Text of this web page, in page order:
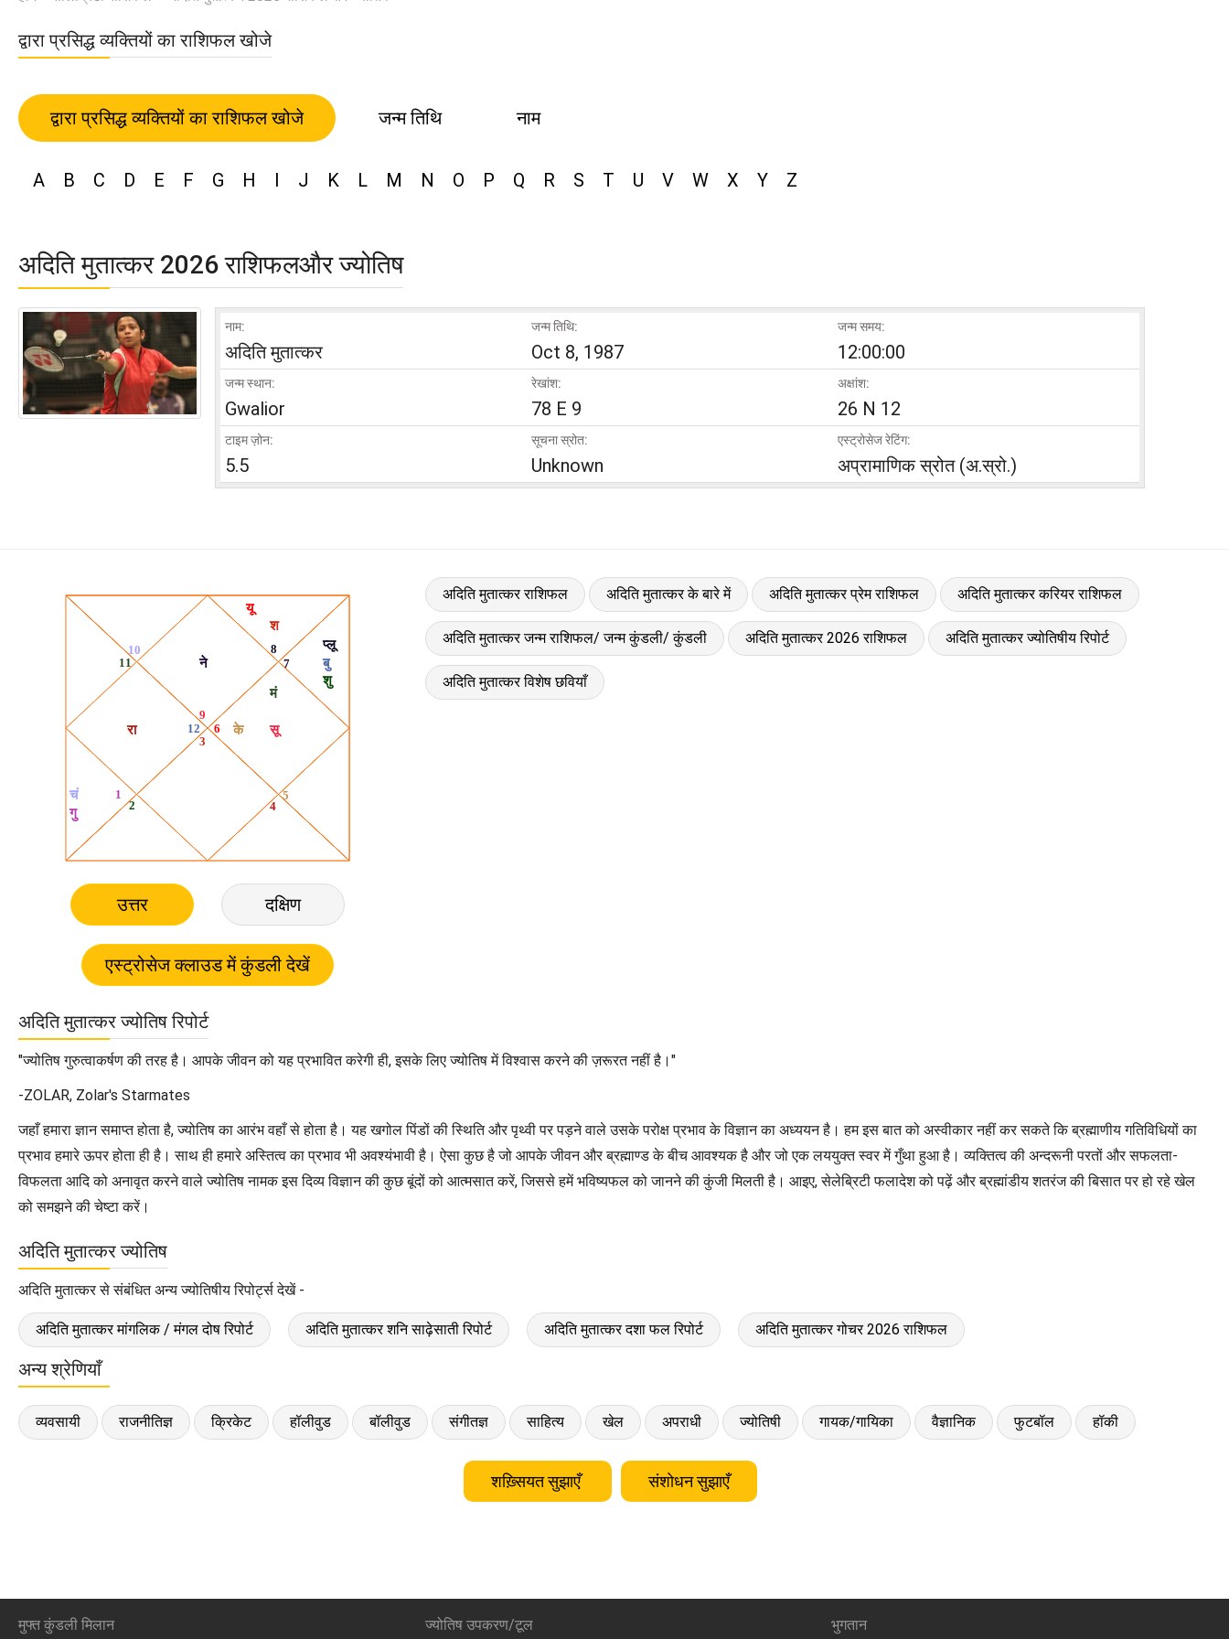
द्वारा प्रसिद्ध व्यक्तियों का राशिफल खोजे
द्वारा प्रसिद्ध व्यक्तियों का राशिफल खोजे जन्म तिथि नाम
A B C D E F G H I J K L M N O P Q R S T U V W X Y Z
अदिति मुतात्कर 2026 राशिफलऔर ज्योतिष
नाम:
अदिति मुतात्कर
जन्म तिथि:
Oct 8, 1987
जन्म समय:
12:00:00
जन्म स्थान:
Gwalior
रेखांश:
78 E 9
अक्षांश:
26 N 12
टाइम ज़ोन:
5.5
सूचना स्रोत:
Unknown
एस्ट्रोसेज रेटिंग:
अप्रामाणिक स्रोत (अ.स्रो.)
उत्तर दक्षिण
अदिति मुतात्कर राशिफल अदिति मुतात्कर के बारे में अदिति मुतात्कर प्रेम राशिफल अदिति मुतात्कर करियर राशिफल
अदिति मुतात्कर जन्म राशिफल/ जन्म कुंडली/ कुंडली अदिति मुतात्कर 2026 राशिफल अदिति मुतात्कर ज्योतिषीय रिपोर्ट
अदिति मुतात्कर विशेष छवियाँ
अदिति मुतात्कर ज्योतिष रिपोर्ट
"ज्योतिष गुरुत्वाकर्षण की तरह है। आपके जीवन को यह प्रभावित करेगी ही, इसके लिए ज्योतिष में विश्वास करने की ज़रूरत नहीं है।"
-ZOLAR, Zolar's Starmates
जहाँ हमारा ज्ञान समाप्त होता है, ज्योतिष का आरंभ वहाँ से होता है। यह खगोल पिंडों की स्थिति और पृथ्वी पर पड़ने वाले उसके परोक्ष प्रभाव के विज्ञान का अध्ययन है। हम इस बात को अस्वीकार नहीं कर सकते कि ब्रह्माणीय गतिविधियों का
प्रभाव हमारे ऊपर होता ही है। साथ ही हमारे अस्तित्व का प्रभाव भी अवश्यंभावी है। ऐसा कुछ है जो आपके जीवन और ब्रह्माण्ड के बीच आवश्यक है और जो एक लययुक्त स्वर में गुँथा हुआ है। व्यक्तित्व की अन्दरूनी परतों और सफलता-
विफलता आदि को अनावृत करने वाले ज्योतिष नामक इस दिव्य विज्ञान की कुछ बूंदों को आत्मसात करें, जिससे हमें भविष्यफल को जानने की कुंजी मिलती है। आइए, सेलेब्रिटी फलादेश को पढ़ें और ब्रह्मांडीय शतरंज की बिसात पर हो रहे खेल
को समझने की चेष्टा करें।
अदिति मुतात्कर ज्योतिष
अदिति मुतात्कर से संबंधित अन्य ज्योतिषीय रिपोर्ट्स देखें -
अदिति मुतात्कर मांगलिक / मंगल दोष रिपोर्ट अदिति मुतात्कर शनि साढ़ेसाती रिपोर्ट अदिति मुतात्कर दशा फल रिपोर्ट अदिति मुतात्कर गोचर 2026 राशिफल
अन्य श्रेणियाँ
व्यवसायी राजनीतिज्ञ क्रिकेट हॉलीवुड बॉलीवुड संगीतज्ञ साहित्य खेल अपराधी ज्योतिषी गायक/गायिका वैज्ञानिक फुटबॉल हॉकी
शख़्सियत सुझाएँ संशोधन सुझाएँ
मुफ्त कुंडली मिलान ज्योतिष उपकरण/टूल भुगतान